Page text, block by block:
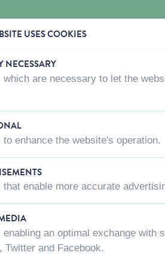
OÙ ACHETER QUI SOMMES-
à mâcher
Il
USES COOKIES
NECESSARY
which are necessary to let the
to enhance the website's operation.
that enable more accurate
enabling an optimal exchange with
Twitter and Facebook.